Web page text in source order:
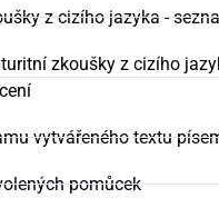
z cizího jazyka -
zkoušky z cizího
vytvářeného textu
pomůcek